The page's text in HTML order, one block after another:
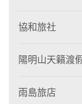
協和旅社
陽明山天籟渡
雨島旅店